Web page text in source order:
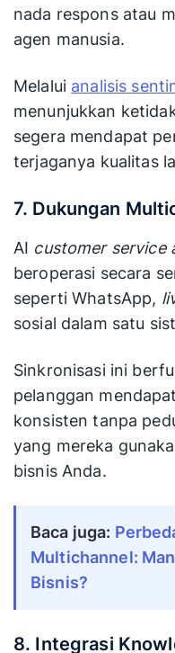
nada respons atau
agen manusia.
Melalui analisis
menunjukkan
segera mendapat
terjaganya kualitas
7. Dukungan
AI customer service
beroperasi secara
seperti WhatsApp,
sosial dalam satu
Sinkronisasi ini
pelanggan
konsisten tanpa
yang mereka
bisnis Anda.
Baca juga:
Multichannel:
Bisnis?
8. Integrasi